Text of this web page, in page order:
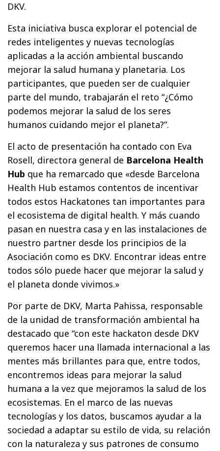
DKV.
Esta iniciativa busca explorar el potencial de
redes inteligentes y nuevas tecnologías
aplicadas a la acción ambiental buscando
mejorar la salud humana y planetaria. Los
participantes, que pueden ser de cualquier
parte del mundo, trabajarán el reto “¿Cómo
podemos mejorar la salud de los seres
humanos cuidando mejor el planeta?”.
El acto de presentación ha contado con Eva
Rosell, directora general de Barcelona Health
Hub que ha remarcado que «desde Barcelona
Health Hub estamos contentos de incentivar
todos estos Hackatones tan importantes para
el ecosistema de digital health. Y más cuando
pasan en nuestra casa y en las instalaciones de
nuestro partner desde los principios de la
Asociación como es DKV. Encontrar ideas entre
todos sólo puede hacer que mejorar la salud y
el planeta donde vivimos.»
Por parte de DKV, Marta Pahissa, responsable
de la unidad de transformación ambiental ha
destacado que “con este hackaton desde DKV
queremos hacer una llamada internacional a las
mentes más brillantes para que, entre todos,
encontremos ideas para mejorar la salud
humana a la vez que mejoramos la salud de los
ecosistemas. En el marco de las nuevas
tecnologías y los datos, buscamos ayudar a la
sociedad a adaptar su estilo de vida, su relación
con la naturaleza y sus patrones de consumo